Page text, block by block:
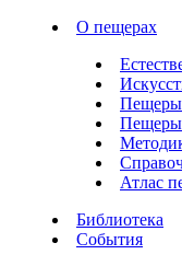
О пещерах
Пещеры
Атлас
Библиотека
События